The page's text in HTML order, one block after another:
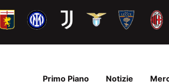
Primo Piano Notizie